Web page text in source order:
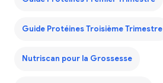
Guide Protéines Troisième Trimestre
Nutriscan pour la Grossesse